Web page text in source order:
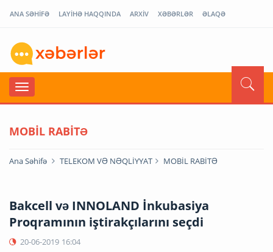
ANA SƏHİFƏ LAYİHƏ HAQQINDA ARXİV XƏBƏRLƏR ƏLAQƏ
MOBİL RABİTƏ
Ana Səhifə TELEKOM VƏ NƏQLİYYAT MOBİL RABİTƏ
Bakcell və INNOLAND İnkubasiya
Proqramının iştirakçılarını seçdi
20-06-2019 16:04